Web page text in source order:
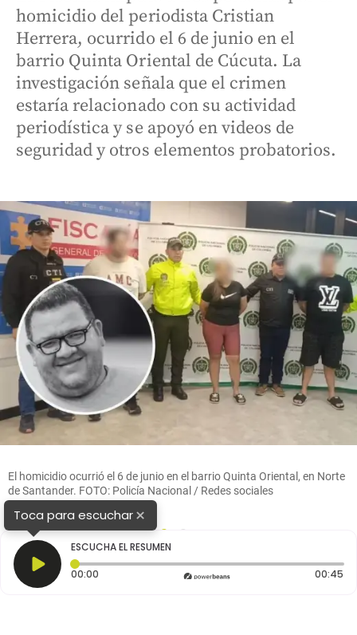
homicidio del periodista Cristian
Herrera, ocurrido el 6 de junio en el
barrio Quinta Oriental de Cúcuta. La
investigación señala que el crimen
estaría relacionado con su actividad
periodística y se apoyó en videos de
seguridad y otros elementos probatorios.
El homicidio ocurrió el 6 de junio en el barrio Quinta Oriental, en Norte
de Santander. FOTO: Policía Nacional / Redes sociales
Toca para escuchar×
ESCUCHA EL RESUMEN
00:00 Tiempo transcurrido: 0 segundos 00:45